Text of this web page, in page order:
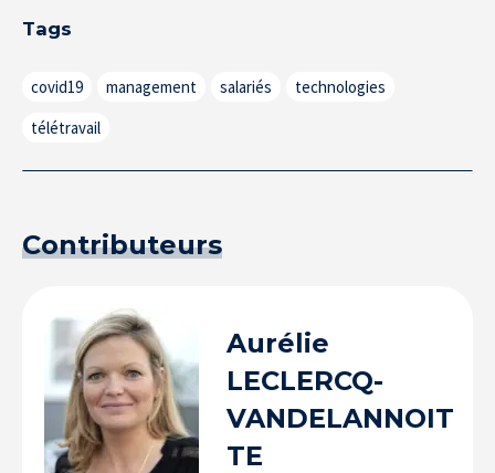
Tags
covid19 management salariés
technologies
télétravail
Contributeurs
Aurélie
LECLERCQ-
VANDELANNOIT
TE